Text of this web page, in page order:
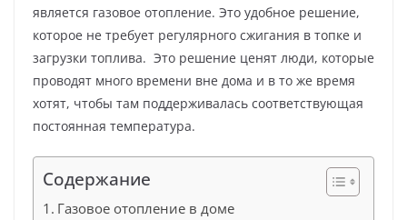
является газовое отопление. Это удобное решение,
которое не требует регулярного сжигания в топке и
загрузки топлива. Это решение ценят люди, которые
проводят много времени вне дома и в то же время
хотят, чтобы там поддерживалась соответствующая
постоянная температура.
Содержание
Газовое отопление в доме